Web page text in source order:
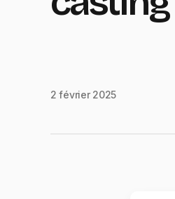
2 février 2025